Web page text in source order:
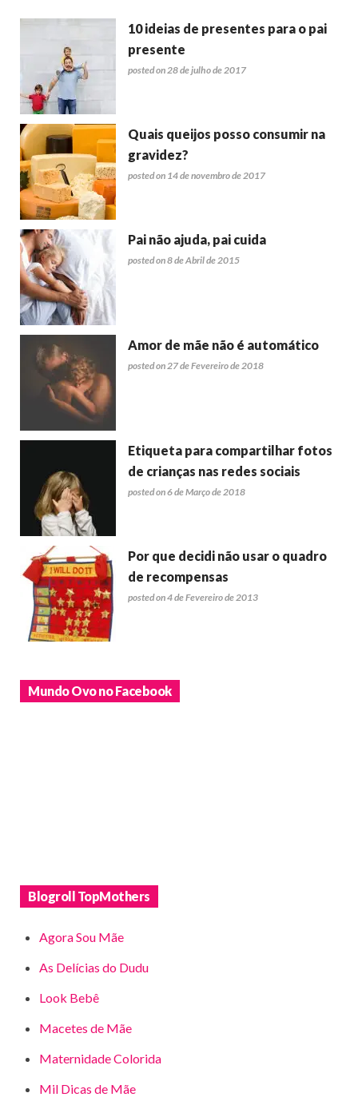
10 ideias de presentes para o pai
presente
posted on 28 de julho de 2017
Quais queijos posso consumir na
gravidez?
posted on 14 de novembro de 2017
Pai não ajuda, pai cuida
posted on 8 de Abril de 2015
Amor de mãe não é automático
posted on 27 de Fevereiro de 2018
Etiqueta para compartilhar fotos
de crianças nas redes sociais
posted on 6 de Março de 2018
Por que decidi não usar o quadro
de recompensas
posted on 4 de Fevereiro de 2013
Mundo Ovo no Facebook
Blogroll TopMothers
Agora Sou Mãe
As Delícias do Dudu
Look Bebê
Macetes de Mãe
Maternidade Colorida
Mil Dicas de Mãe